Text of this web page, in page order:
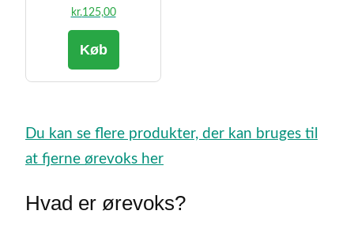
kr.125,00
Køb
Du kan se flere produkter, der kan bruges til
at fjerne ørevoks her
Hvad er ørevoks?